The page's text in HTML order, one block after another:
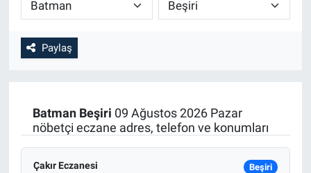
Paylaş
Batman Beşiri 09 Ağustos 2026 Pazar
nöbetçi eczane adres, telefon ve konumları
Çakır Eczanesi Beşiri
Bilim, Teknoloji
KÜLTÜR-SANAT
Bursaspor
Gündem
Bursa Trafik Yoğunluk Haritası
Süper Lig Puan Durumu ve Fikstür
Son Dakika Haberleri
Haber Arşivi